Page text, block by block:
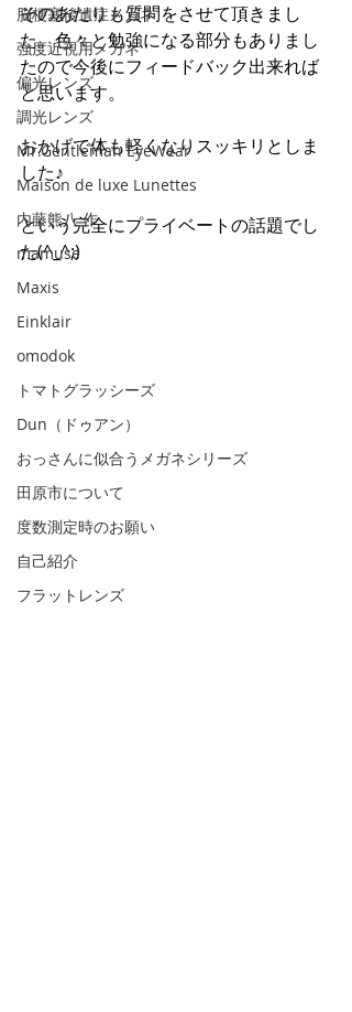
脳梗塞後遺症メガネ
強度近視用メガネ
偏光レンズ
調光レンズ
Mr.Gentleman EyeWear
Maison de luxe Lunettes
内藤熊八 作
mamuse
Maxis
Einklair
omodok
トマトグラッシーズ
Dun（ドゥアン）
おっさんに似合うメガネシリーズ
田原市について
度数測定時のお願い
自己紹介
フラットレンズ
そのあたりも質問をさせて頂きまし
た。色々と勉強になる部分もありまし
たので今後にフィードバック出来れば
と思います。
おかげで体も軽くなりスッキリとしま
した♪
という完全にプライベートの話題でし
た(^_^;)